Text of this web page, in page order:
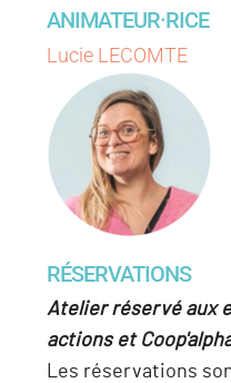
ANIMATEUR·RICE
Lucie LECOMTE
RÉSERVATIONS
Atelier réservé aux
actions et
Les réservations